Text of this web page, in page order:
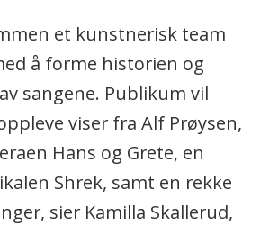
et kunstnerisk team
å forme historien og
sangene. Publikum vil
viser fra Alf Prøysen,
Hans og Grete, en
Shrek, samt en rekke
sier Kamilla Skallerud,